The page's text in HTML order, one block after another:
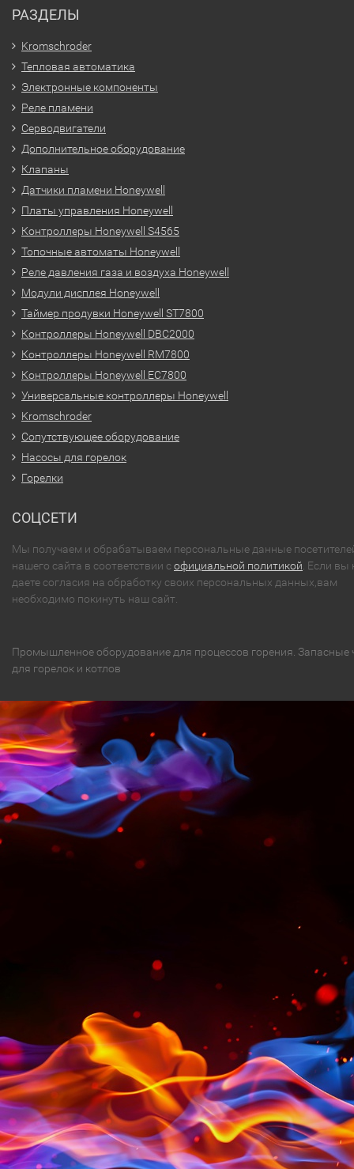
РАЗДЕЛЫ
Kromschroder
Тепловая автоматика
Электронные компоненты
Реле пламени
Серводвигатели
Дополнительное оборудование
Клапаны
Датчики пламени Honeywell
Платы управления Honeywell
Контроллеры Honeywell S4565
Топочные автоматы Honeywell
Реле давления газа и воздуха Honeywell
Модули дисплея Honeywell
Таймер продувки Honeywell ST7800
Контроллеры Honeywell DBC2000
Контроллеры Honeywell RM7800
Контроллеры Honeywell EC7800
Универсальные контроллеры Honeywell
Kromschroder
Сопутствующее оборудование
Насосы для горелок
Горелки
СОЦСЕТИ
Мы получаем и обрабатываем персональные данные
нашего сайта в соответствии софициальной политикой . Если вы
даете согласия на обработку своих персональных данных,вам
необходимо покинуть наш сайт.
Промышленное оборудование для процессов горения. Запасные
для горелок и котлов